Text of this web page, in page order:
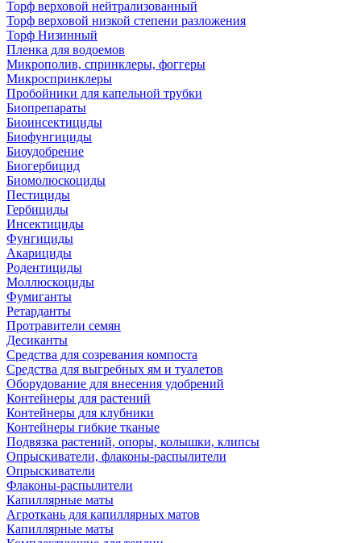
Торф верховой нейтрализованный
Торф верховой низкой степени разложения
Торф Низинный
Пленка для водоемов
Микрополив, спринклеры, фоггеры
Микроспринклеры
Пробойники для капельной трубки
Биопрепараты
Биоинсектициды
Биофунгициды
Биоудобрение
Биогербицид
Биомолюскоциды
Пестициды
Гербициды
Инсектициды
Фунгициды
Акарициды
Родентициды
Моллюскоциды
Фумиганты
Ретарданты
Протравители семян
Десиканты
Средства для созревания компоста
Средства для выгребных ям и туалетов
Оборудование для внесения удобрений
Контейнеры для растений
Контейнеры для клубники
Контейнеры гибкие тканые
Подвязка растений, опоры, колышки, клипсы
Опрыскиватели, флаконы-распылители
Опрыскиватели
Флаконы-распылители
Капиллярные маты
Агроткань для капиллярных матов
Капиллярные маты